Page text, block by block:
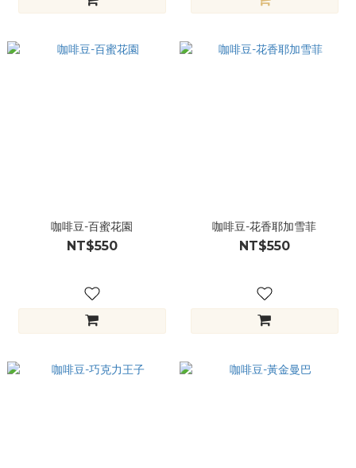
咖啡豆-百蜜花園
NT$550
咖啡豆-花香耶加雪菲
NT$550